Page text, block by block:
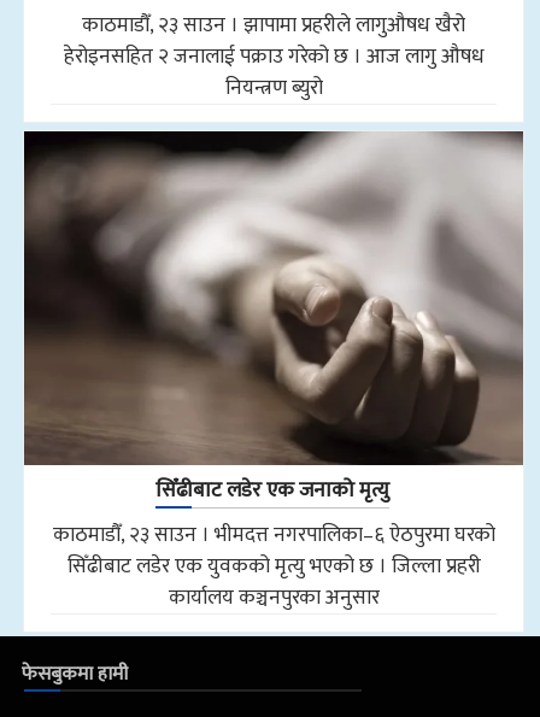
काठमाडौँ, २३ साउन । झापामा प्रहरीले लागुऔषध खैरो
हेरोइनसहित २ जनालाई पक्राउ गरेको छ । आज लागु औषध
नियन्त्रण ब्युरो
सिँढीबाट लडेर एक जनाको मृत्यु
काठमाडौँ, २३ साउन । भीमदत्त नगरपालिका–६ ऐठपुरमा घरको
सिँढीबाट लडेर एक युवकको मृत्यु भएको छ । जिल्ला प्रहरी
कार्यालय कञ्चनपुरका अनुसार
फेसबुकमा हामी